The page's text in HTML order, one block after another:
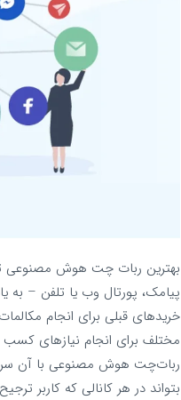
بهترین ربات چت هوش مصنوعی
پیامک، پورتال وب یا تلفن – به
خریدهای قبلی برای انجام
مختلف برای انجام نیازهای کسب
ربات‌چت هوش مصنوعی با آن
بتواند در هر کانالی که کاربر